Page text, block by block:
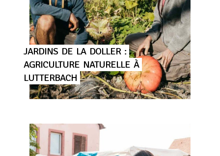
JARDINS DE LA DOLLER :
AGRICULTURE NATURELLE À
LUTTERBACH